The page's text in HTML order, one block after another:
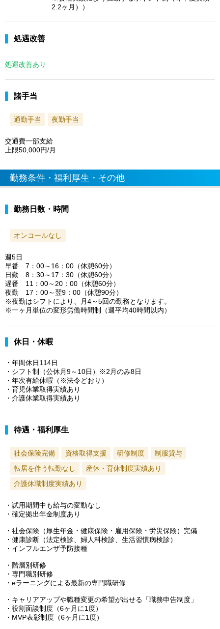
2.2ヶ月））
処遇改善
処遇改善あり
諸手当
通勤手当 夜勤手当
交通費一部支給
上限50,000円/月
勤務条件・福利厚生・その他
勤務日数・時間
オンコールなし
週5日
早番 7：00～16：00（休憩60分）
日勤 8：30～17：30（休憩60分）
遅番 11：00～20：00（休憩60分）
夜勤 17：00～翌9：00（休憩90分）
※夜勤はシフトにより、月4～5回の勤務となります。
※一ヶ月単位の変形労働時間制（週平均40時間以内）
休日・休暇
・年間休日114日
・シフト制（公休月9～10日）※2月のみ8日
・年次有給休暇（※法令どおり）
・育児休業取得実績あり
・介護休業取得実績あり
待遇・福利厚生
社会保険完備 資格取得支援 研修制度
制服貸与
転居を伴う転勤なし
産休・育休制度実績あり
介護休職制度実績あり
・試用期間中も給与の変動なし
・確定拠出年金制度あり
・社会保険（厚生年金・健康保険・雇用保険・労災保険）完備
・健康診断（法定検診、婦人科検診、生活習慣病検診）
・インフルエンザ予防接種
・階層別研修
・専門職別研修
・eラーニングによる最新の専門職研修
・キャリアアップや職種変更の希望が出せる「職務申告制度」
・役割面談制度（6ヶ月に1度）
・MVP表彰制度（6ヶ月に1度）